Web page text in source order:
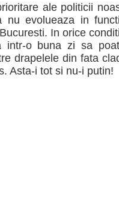
ale politicii
nu evolueaza in
In orice
intr-o buna zi sa
drapelele din fata
Asta-i tot si nu-i putin!